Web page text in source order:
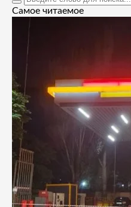
Самое читаемое